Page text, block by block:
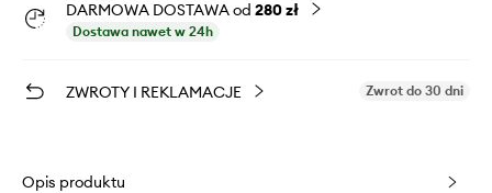
DARMOWA DOSTAWA od 280 zł
Dostawa nawet w 24h
ZWROTY I REKLAMACJE Zwrot do 30 dni
Opis produktu